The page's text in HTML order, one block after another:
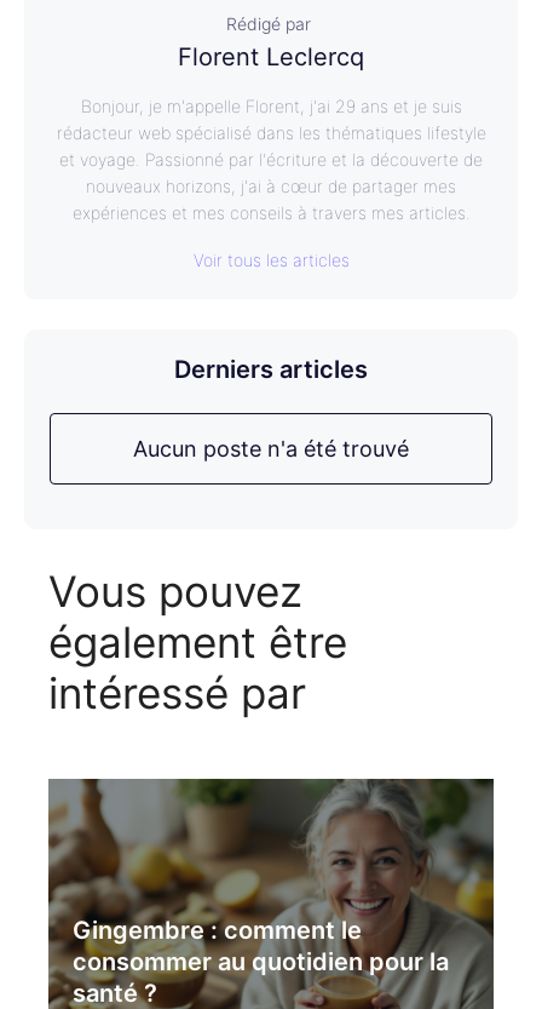
Rédigé par
Florent Leclercq
Bonjour, je m'appelle Florent, j'ai 29 ans et je suis
rédacteur web spécialisé dans les thématiques lifestyle
et voyage. Passionné par l'écriture et la découverte de
nouveaux horizons, j'ai à cœur de partager mes
expériences et mes conseils à travers mes articles.
Voir tous les articles
Derniers articles
Aucun poste n'a été trouvé
Vous pouvez
également être
intéressé par
Gingembre : comment le
consommer au quotidien pour la
santé ?